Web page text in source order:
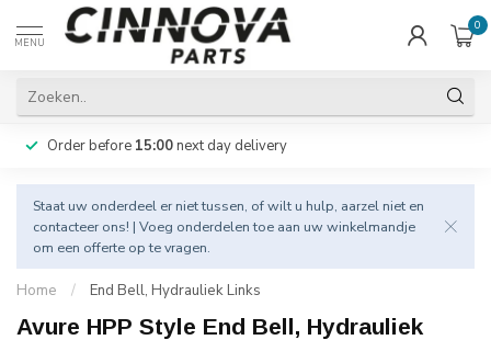
MENU
0
Order before 15:00next day delivery
Staat uw onderdeel er niet tussen, of wilt u hulp, aarzel niet en
contacteer ons! | Voeg onderdelen toe aan uw winkelmandje
om een offerte op te vragen.
Home / End Bell, Hydrauliek Links
Avure HPP Style End Bell, Hydrauliek